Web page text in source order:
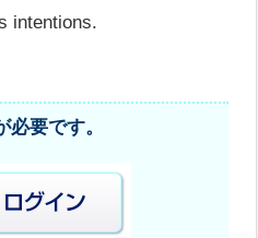
intentions.
要です。